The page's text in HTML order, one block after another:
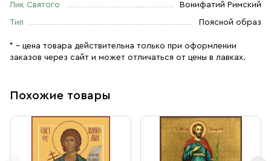
Лик Святого Вонифатий Римский
Тип Поясной образ
* – цена товара действительна только при оформлении
заказов через сайт и может отличаться от цены в лавках.
Похожие товары